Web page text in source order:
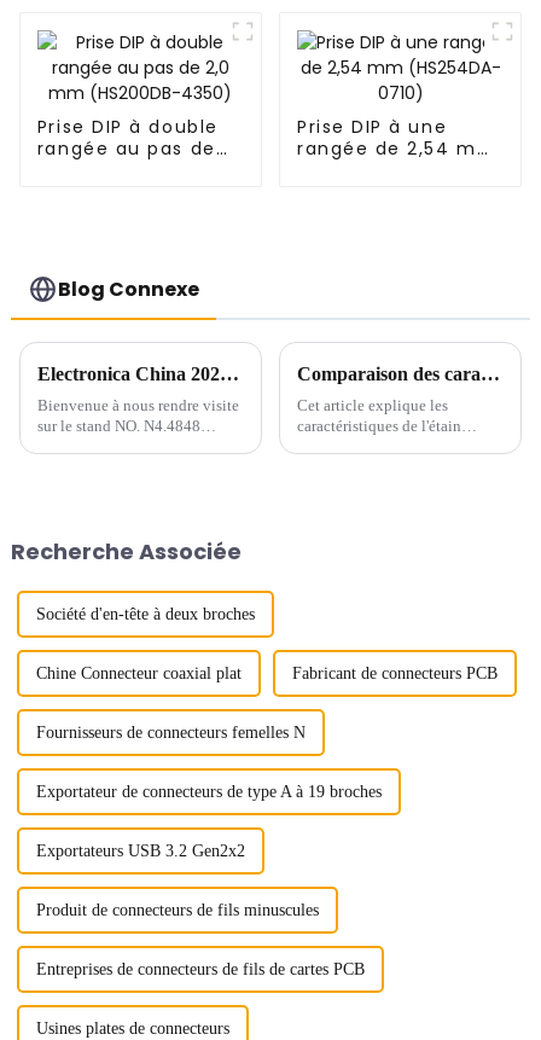
Prise DIP à double
rangée au pas de
Prise DIP à une
rangée de 2,54 mm
Blog Connexe
Electronica China 2024 : visitez-nous du 8 au 10 juillet !
Bienvenue à nous rendre visite
sur le stand NO. N4.4848
Comparaison des caractéristiques et application de l'étain brillant et de l'étain brumeux dans l'étamage
Cet article explique les
caractéristiques de l'étain
Recherche Associée
Société d'en-tête à deux broches
Chine Connecteur coaxial plat Fabricant de connecteurs PCB
Fournisseurs de connecteurs femelles N
Exportateur de connecteurs de type A à 19 broches
Exportateurs USB 3.2 Gen2x2
Produit de connecteurs de fils minuscules
Entreprises de connecteurs de fils de cartes PCB
Usines plates de connecteurs